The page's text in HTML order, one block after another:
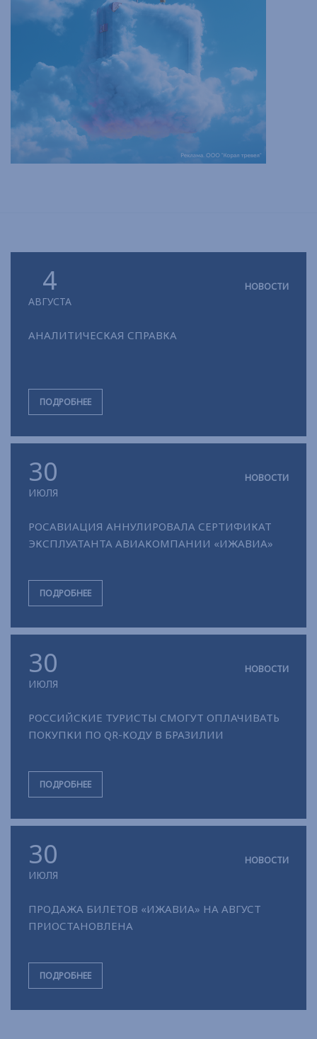
4
АВГУСТА
НОВОСТИ
АНАЛИТИЧЕСКАЯ СПРАВКА
ПОДРОБНЕЕ
30
ИЮЛЯ
НОВОСТИ
РОСАВИАЦИЯ АННУЛИРОВАЛА СЕРТИФИКАТ
ЭКСПЛУАТАНТА АВИАКОМПАНИИ «ИЖАВИА»
ПОДРОБНЕЕ
30
ИЮЛЯ
НОВОСТИ
РОССИЙСКИЕ ТУРИСТЫ СМОГУТ ОПЛАЧИВАТЬ
ПОКУПКИ ПО QR-КОДУ В БРАЗИЛИИ
ПОДРОБНЕЕ
30
ИЮЛЯ
НОВОСТИ
ПРОДАЖА БИЛЕТОВ «ИЖАВИА» НА АВГУСТ
ПРИОСТАНОВЛЕНА
ПОДРОБНЕЕ